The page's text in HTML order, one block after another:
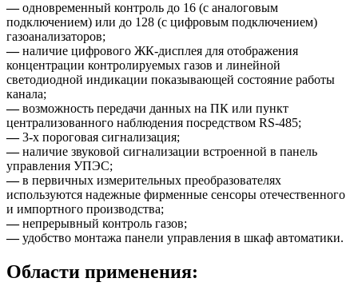
—одновременный контроль до 16 (с аналоговым
подключением) или до 128 (с цифровым подключением)
газоанализаторов;
—наличие цифрового ЖК-дисплея для отображения
концентрации контролируемых газов и линейной
светодиодной индикации показывающей состояние работы
канала;
—возможность передачи данных на ПК или пункт
централизованного наблюдения посредством RS-485;
—3-х пороговая сигнализация;
—наличие звуковой сигнализации встроенной в панель
управления УПЭС;
—в первичных измерительных преобразователях
используются надежные фирменные сенсоры отечественного
и импортного производства;
—непрерывный контроль газов;
—удобство монтажа панели управления в шкаф автоматики.
Области применения: